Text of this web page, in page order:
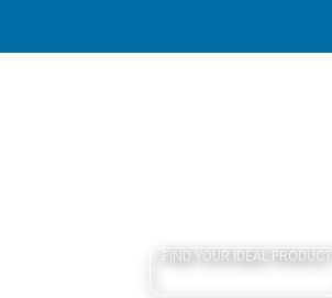
FIND YOUR IDEAL PRODUCT